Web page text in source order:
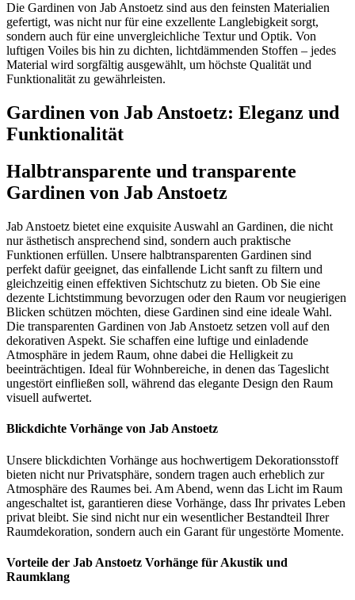
Die Gardinen von Jab Anstoetz sind aus den feinsten Materialien
gefertigt, was nicht nur für eine exzellente Langlebigkeit sorgt,
sondern auch für eine unvergleichliche Textur und Optik. Von
luftigen Voiles bis hin zu dichten, lichtdämmenden Stoffen – jedes
Material wird sorgfältig ausgewählt, um höchste Qualität und
Funktionalität zu gewährleisten.
Gardinen von Jab Anstoetz: Eleganz und
Funktionalität
Halbtransparente und transparente
Gardinen von Jab Anstoetz
Jab Anstoetz bietet eine exquisite Auswahl an Gardinen, die nicht
nur ästhetisch ansprechend sind, sondern auch praktische
Funktionen erfüllen. Unsere halbtransparenten Gardinen sind
perfekt dafür geeignet, das einfallende Licht sanft zu filtern und
gleichzeitig einen effektiven Sichtschutz zu bieten. Ob Sie eine
dezente Lichtstimmung bevorzugen oder den Raum vor neugierigen
Blicken schützen möchten, diese Gardinen sind eine ideale Wahl.
Die transparenten Gardinen von Jab Anstoetz setzen voll auf den
dekorativen Aspekt. Sie schaffen eine luftige und einladende
Atmosphäre in jedem Raum, ohne dabei die Helligkeit zu
beeinträchtigen. Ideal für Wohnbereiche, in denen das Tageslicht
ungestört einfließen soll, während das elegante Design den Raum
visuell aufwertet.
Blickdichte Vorhänge von Jab Anstoetz
Unsere blickdichten Vorhänge aus hochwertigem Dekorationsstoff
bieten nicht nur Privatsphäre, sondern tragen auch erheblich zur
Atmosphäre des Raumes bei. Am Abend, wenn das Licht im Raum
angeschaltet ist, garantieren diese Vorhänge, dass Ihr privates Leben
privat bleibt. Sie sind nicht nur ein wesentlicher Bestandteil Ihrer
Raumdekoration, sondern auch ein Garant für ungestörte Momente.
Vorteile der Jab Anstoetz Vorhänge für Akustik und
Raumklang